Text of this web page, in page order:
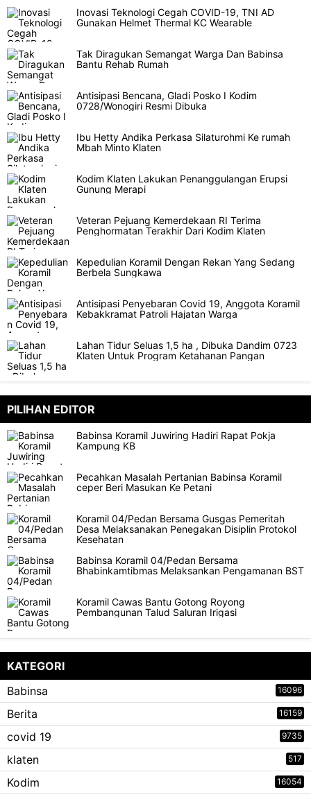
Inovasi Teknologi Cegah COVID-19, TNI AD
Gunakan Helmet Thermal KC Wearable
Tak Diragukan Semangat Warga Dan Babinsa
Bantu Rehab Rumah
Antisipasi Bencana, Gladi Posko I Kodim
0728/Wonogiri Resmi Dibuka
Ibu Hetty Andika Perkasa Silaturohmi Ke rumah
Mbah Minto Klaten
Kodim Klaten Lakukan Penanggulangan Erupsi
Gunung Merapi
Veteran Pejuang Kemerdekaan RI Terima
Penghormatan Terakhir Dari Kodim Klaten
Kepedulian Koramil Dengan Rekan Yang Sedang
Berbela Sungkawa
Antisipasi Penyebaran Covid 19, Anggota Koramil
Kebakkramat Patroli Hajatan Warga
Lahan Tidur Seluas 1,5 ha , Dibuka Dandim 0723
Klaten Untuk Program Ketahanan Pangan
PILIHAN EDITOR
Babinsa Koramil Juwiring Hadiri Rapat Pokja
Kampung KB
Pecahkan Masalah Pertanian Babinsa Koramil
ceper Beri Masukan Ke Petani
Koramil 04/Pedan Bersama Gusgas Pemeritah
Desa Melaksanakan Penegakan Disiplin Protokol
Kesehatan
Babinsa Koramil 04/Pedan Bersama
Bhabinkamtibmas Melaksankan Pengamanan BST
Koramil Cawas Bantu Gotong Royong
Pembangunan Talud Saluran Irigasi
KATEGORI
Babinsa
16096
Berita 16159
covid 19 9735
klaten 517
Kodim 16054